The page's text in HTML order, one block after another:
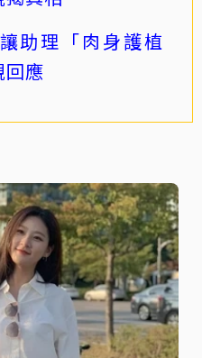
助理「肉身護植
應